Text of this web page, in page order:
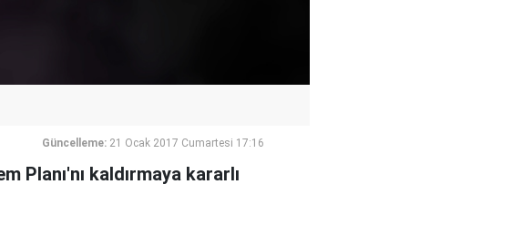
Güncelleme: 21 Ocak 2017 Cumartesi 17:16
Planı'nı kaldırmaya kararlı